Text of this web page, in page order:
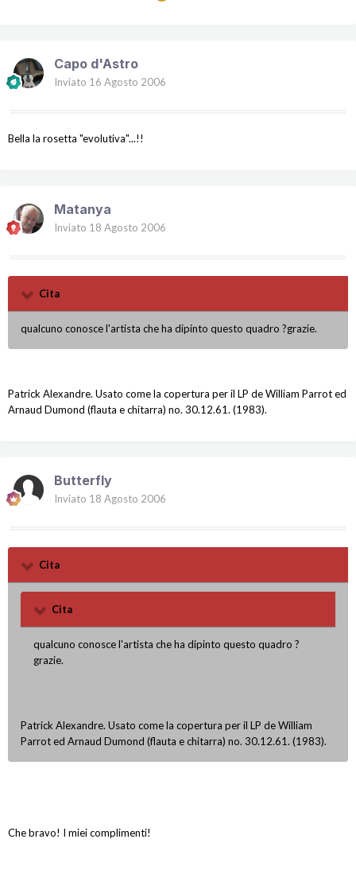
Capo d'Astro
Inviato 16 Agosto 2006
Bella la rosetta "evolutiva"...!!
Matanya
Inviato 18 Agosto 2006
Cita
qualcuno conosce l'artista che ha dipinto questo quadro ?grazie.
Patrick Alexandre. Usato come la copertura per il LP de William Parrot ed
Arnaud Dumond (flauta e chitarra) no. 30.12.61. (1983).
Butterfly
Inviato 18 Agosto 2006
Cita
Cita
qualcuno conosce l'artista che ha dipinto questo quadro ?
grazie.
Patrick Alexandre. Usato come la copertura per il LP de William
Parrot ed Arnaud Dumond (flauta e chitarra) no. 30.12.61. (1983).
Che bravo! I miei complimenti!